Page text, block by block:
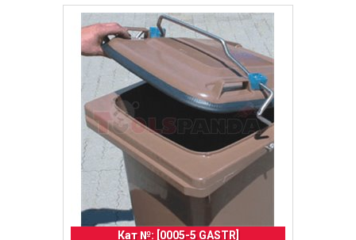
Кат №: [0005-5 GASTR]